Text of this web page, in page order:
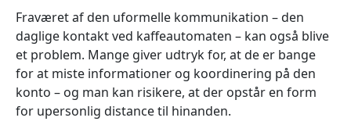
Fraværet af den uformelle kommunikation – den
daglige kontakt ved kaffeautomaten – kan også blive
et problem. Mange giver udtryk for, at de er bange
for at miste informationer og koordinering på den
konto – og man kan risikere, at der opstår en form
for upersonlig distance til hinanden.